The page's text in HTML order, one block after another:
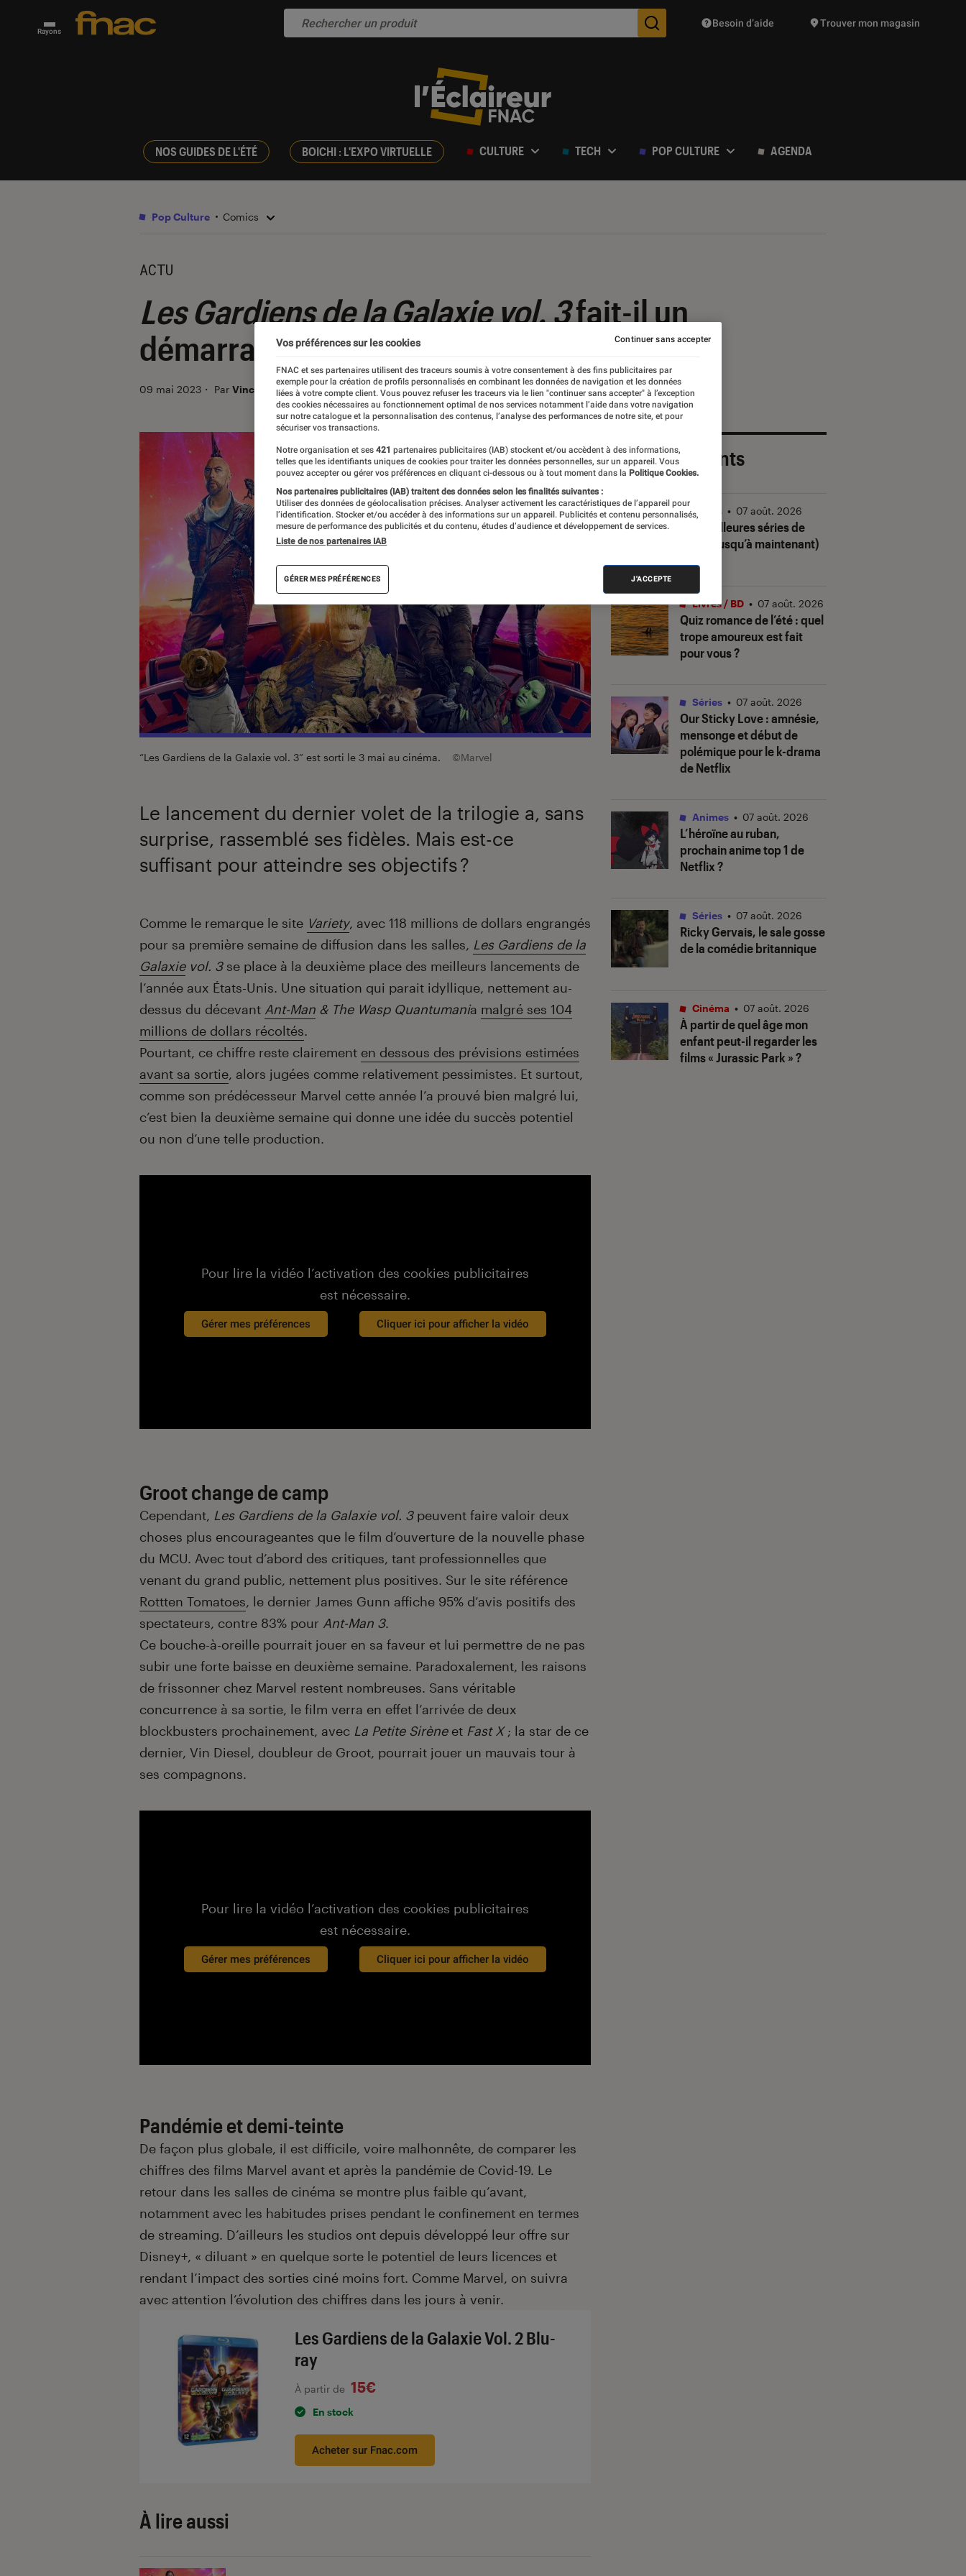
Rayons Des suggestions de produits vont vous être proposées
Besoin d’aide Trouver mon magasin
NOS GUIDES DE L'ÉTÉ BOICHI : L'EXPO VIRTUELLE CULTURE TECH POP CULTURE AGENDA
Pop Culture Comics
ACTU
Les Gardiens de la Galaxie vol. 3fait-il un
démarrage aussi positif que prévu ?
09 mai 2023 ・ Par Vincent Oms
“Les Gardiens de la Galaxie vol. 3” est sorti le 3 mai au cinéma. ©Marvel
Le lancement du dernier volet de la trilogie a, sans
surprise, rassemblé ses fidèles. Mais est-ce
suffisant pour atteindre ses objectifs ?
Introduction
Comme le remarque le site Variety, avec 118 millions de dollars engrangés
pour sa première semaine de diffusion dans les salles, Les Gardiens de la
Galaxievol. 3se place à la deuxième place des meilleurs lancements de
l’année aux États-Unis. Une situation qui parait idyllique, nettement au-
dessus du décevant Ant-Man & The Wasp Quantumania malgré ses 104
millions de dollars récoltés.
Pourtant, ce chiffre reste clairement en dessous des prévisions estimées
avant sa sortie, alors jugées comme relativement pessimistes. Et surtout,
comme son prédécesseur Marvel cette année l’a prouvé bien malgré lui,
c’est bien la deuxième semaine qui donne une idée du succès potentiel
ou non d’une telle production.
Pour lire la vidéo l’activation des cookies publicitaires
est nécessaire.
Gérer mes préférences Cliquer ici pour afficher la vidéo
Groot change de camp
Cependant, Les Gardiens de la Galaxie vol. 3peuvent faire valoir deux
choses plus encourageantes que le film d’ouverture de la nouvelle phase
du MCU. Avec tout d’abord des critiques, tant professionnelles que
venant du grand public, nettement plus positives. Sur le site référence
Rottten Tomatoes, le dernier James Gunn affiche 95% d’avis positifs des
spectateurs, contre 83% pour Ant-Man 3.
Ce bouche-à-oreille pourrait jouer en sa faveur et lui permettre de ne pas
subir une forte baisse en deuxième semaine. Paradoxalement, les raisons
de frissonner chez Marvel restent nombreuses. Sans véritable
concurrence à sa sortie, le film verra en effet l’arrivée de deux
blockbusters prochainement, avec La Petite Sirèneet Fast X; la star de ce
dernier, Vin Diesel, doubleur de Groot, pourrait jouer un mauvais tour à
ses compagnons.
Pour lire la vidéo l’activation des cookies publicitaires
est nécessaire.
Gérer mes préférences Cliquer ici pour afficher la vidéo
Pandémie et demi-teinte
De façon plus globale, il est difficile, voire malhonnête, de comparer les
chiffres des films Marvel avant et après la pandémie de Covid-19. Le
retour dans les salles de cinéma se montre plus faible qu’avant,
notamment avec les habitudes prises pendant le confinement en termes
de streaming. D’ailleurs les studios ont depuis développé leur offre sur
Disney+, « diluant » en quelque sorte le potentiel de leurs licences et
rendant l’impact des sorties ciné moins fort. Comme Marvel, on suivra
avec attention l’évolution des chiffres dans les jours à venir.
Les Gardiens de la Galaxie Vol. 2 Blu-
ray
À partir de 15€
En stock
Acheter sur Fnac.com
À lire aussi
Les plus récents
Les meilleures séries de
2026 (jusqu’à maintenant)
Séries • 07 août. 2026
Quiz romance de l’été : quel
trope amoureux est fait
pour vous ?
Livres / BD • 07 août. 2026
Our Sticky Love: amnésie,
mensonge et début de
polémique pour le k-drama
de Netflix
Séries • 07 août. 2026
L’héroïne au ruban,
prochain anime top 1 de
Netflix ?
Animes • 07 août. 2026
Ricky Gervais, le sale gosse
de la comédie britannique
Séries • 07 août. 2026
À partir de quel âge mon
enfant peut-il regarder les
films « Jurassic Park » ?
Cinéma • 07 août. 2026
Vos préférences sur les cookies
FNAC et ses partenaires utilisent des traceurs soumis à votre consentement à des fins publicitaires par
exemple pour la création de profils personnalisés en combinant les données de navigation et les données
liées à votre compte client. Vous pouvez refuser les traceurs via le lien "continuer sans accepter" à l’exception
des cookies nécessaires au fonctionnement optimal de nos services notamment l’aide dans votre navigation
sur notre catalogue et la personnalisation des contenus, l’analyse des performances de notre site, et pour
sécuriser vos transactions.
Notre organisation et ses 421 partenaires publicitaires (IAB) stockent et/ou accèdent à des informations,
telles que les identifiants uniques de cookies pour traiter les données personnelles, sur un appareil. Vous
pouvez accepter ou gérer vos préférences en cliquant ci-dessous ou à tout moment dans la Politique Cookies.
Nos partenaires publicitaires (IAB) traitent des données selon les finalités suivantes :
Utiliser des données de géolocalisation précises. Analyser activement les caractéristiques de l’appareil pour
l’identification. Stocker et/ou accéder à des informations sur un appareil. Publicités et contenu personnalisés,
mesure de performance des publicités et du contenu, études d’audience et développement de services.
Liste de nos partenaires IAB
GÉRER MES PRÉFÉRENCES J'ACCEPTE
Continuer sans accepter